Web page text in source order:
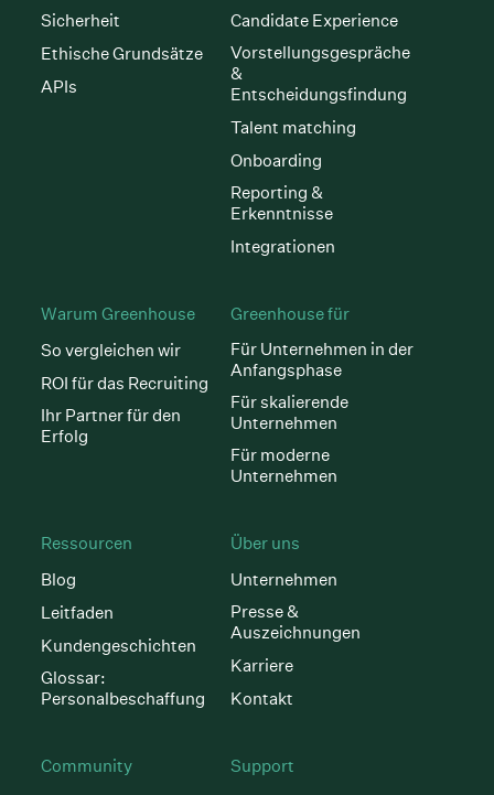
Sicherheit
Ethische Grundsätze
APIs
Candidate Experience
Vorstellungsgespräche
&
Entscheidungsfindung
Talent matching
Onboarding
Reporting &
Erkenntnisse
Integrationen
Warum Greenhouse
So vergleichen wir
ROI für das Recruiting
Ihr Partner für den
Erfolg
Greenhouse für
Für Unternehmen in der
Anfangsphase
Für skalierende
Unternehmen
Für moderne
Unternehmen
Ressourcen
Blog
Leitfaden
Kundengeschichten
Glossar:
Personalbeschaffung
Über uns
Unternehmen
Presse &
Auszeichnungen
Karriere
Kontakt
Community
Support